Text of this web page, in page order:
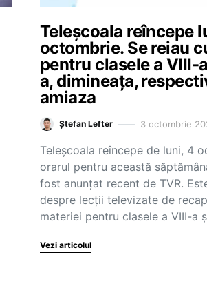
Teleșcoala reîncepe
octombrie. Se reiau
pentru clasele a VIII-
a, dimineața,
amiaza
Ștefan Lefter 3 octombrie
Teleșcoala reîncepe de luni, 4
orarul pentru această
fost anunțat recent de TVR.
despre lecții televizate de
materiei pentru clasele a VIII-a
Vezi articolul